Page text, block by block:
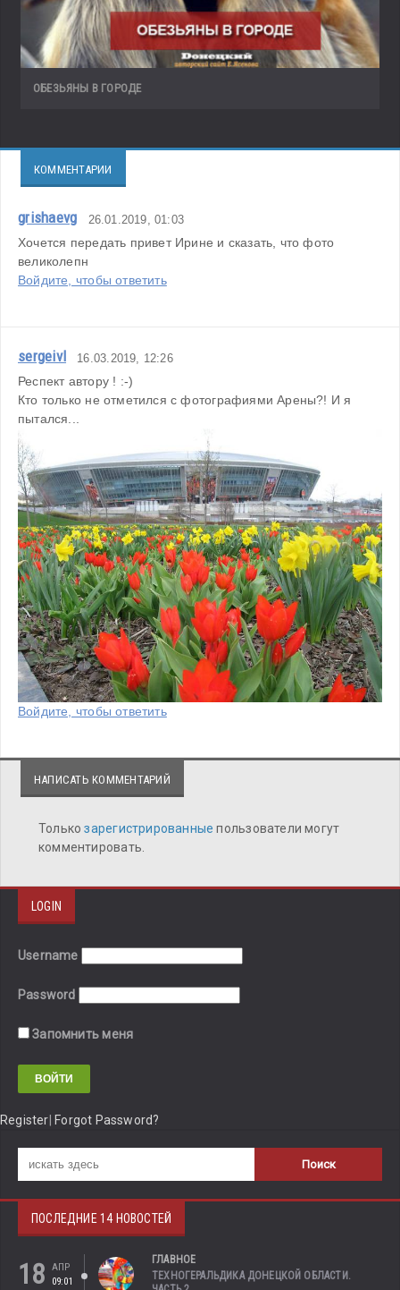
ОБЕЗЬЯНЫ В ГОРОДЕ
КОММЕНТАРИИ
grishaevg 26.01.2019, 01:03
Хочется передать привет Ирине и сказать, что фото
великолепн
Войдите, чтобы ответить
sergeivl 16.03.2019, 12:26
Респект автору ! :-)
Кто только не отметился с фотографиями Арены?! И я
Войдите, чтобы ответить
НАПИСАТЬ КОММЕНТАРИЙ
Толькозарегистрированныепользователи могут
комментировать.
LOGIN
Username
Password
Запомнить меня
Register Forgot Password?
ПОСЛЕДНИЕ 14 НОВОСТЕЙ
18
АПР
09:01
ГЛАВНОЕ
ТЕХНОГЕРАЛЬДИКА ДОНЕЦКОЙ ОБЛАСТИ.